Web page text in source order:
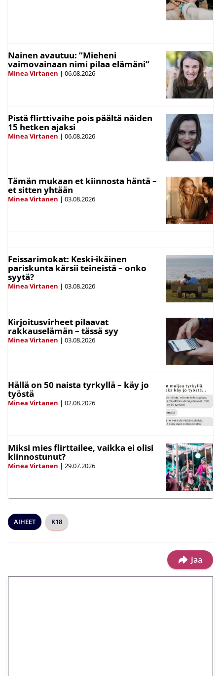
Nainen avautuu: ”Mieheni
vaimovainaan nimi pilaa elämäni”
Minea Virtanen | 06.08.2026
Pistä flirttivaihe pois päältä näiden
15 hetken ajaksi
Minea Virtanen | 06.08.2026
Tämän mukaan et kiinnosta häntä –
et sitten yhtään
Minea Virtanen | 03.08.2026
Feissarimokat: Keski-ikäinen
pariskunta kärsii teineistä – onko
syytä?
Minea Virtanen | 03.08.2026
Kirjoitusvirheet pilaavat
rakkauselämän – tässä syy
Minea Virtanen | 03.08.2026
Hällä on 50 naista tyrkyllä – käy jo
työstä
Minea Virtanen | 02.08.2026
Miksi mies flirttailee, vaikka ei olisi
kiinnostunut?
Minea Virtanen | 29.07.2026
AIHEET K18
Jaa